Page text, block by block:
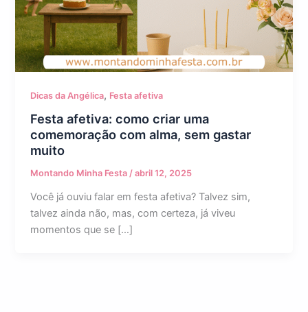
Dicas da Angélica, Festa afetiva
Festa afetiva: como criar uma
comemoração com alma, sem gastar
muito
Montando Minha Festa/abril 12, 2025
Você já ouviu falar em festa afetiva? Talvez sim,
talvez ainda não, mas, com certeza, já viveu
momentos que se […]